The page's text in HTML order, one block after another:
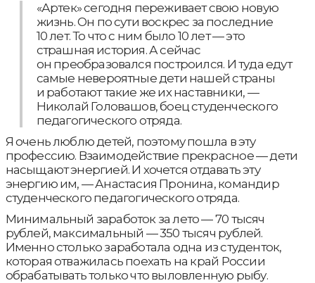
«Артек» сегодня переживает свою новую
жизнь. Он по сути воскрес за последние
10 лет. То что с ним было 10 лет — это
страшная история. А сейчас
он преобразовался построился. И туда едут
самые невероятные дети нашей страны
и работают такие же их наставники, —
Николай Головашов, боец студенческого
педагогического отряда.
Я очень люблю детей, поэтому пошла в эту
профессию. Взаимодействие прекрасное — дети
насыщают энергией. И хочется отдавать эту
энергию им, — Анастасия Пронина, командир
студенческого педагогического отряда.
Минимальный заработок за лето — 70 тысяч
рублей, максимальный — 350 тысяч рублей.
Именно столько заработала одна из студенток,
которая отважилась поехать на край России
обрабатывать только что выловленную рыбу.